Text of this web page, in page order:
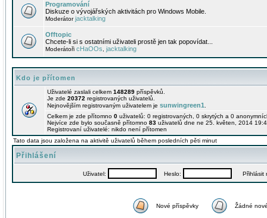
Programování
Diskuze o vývojářských aktivitách pro Windows Mobile.
Moderátorjacktalking
Offtopic
Chcete-li si s ostatními uživateli prostě jen tak popovídat...
Moderátoři cHaOOs jacktalking
Kdo je přítomen
Uživatelé zaslali celkem 148289 příspěvků.
Je zde 20372 registrovaných uživatelů.
Nejnovějším registrovaným uživatelem je sunwingreen1
Celkem je zde přítomno 0 uživatelů: 0 registrovaných, 0 skrytých a 0
Nejvíce zde bylo současně přítomno 83 uživatelů dne ne 25. květen, 2014
Registrovaní uživatelé: nikdo není přítomen
Tato data jsou založena na aktivitě uživatelů během posledních pěti minut
Přihlášení
Uživatel: Heslo: Přihlásit
Nové příspěvky Žádné